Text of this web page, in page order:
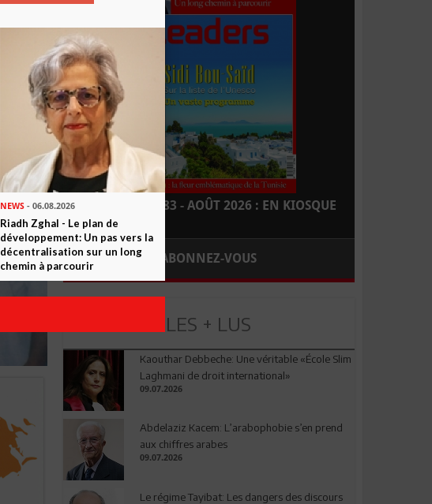
LEADERS N° 183 - AOÛT 2026 : EN KIOSQUE
ABONNEZ-VOUS
LES + LUS
Kaouthar Debbeche: Une véritable «École Slim
Laghmani de droit international»
09.07.2026
Abdelaziz Kacem: L’arabophobie s’en prend
aux chiffres arabes
09.07.2026
Le régime Tayibat: Les dangers des discours
NEWS- 06.08.2026
Riadh Zghal - Le plan de
développement: Un pas vers la
décentralisation sur un long
chemin à parcourir